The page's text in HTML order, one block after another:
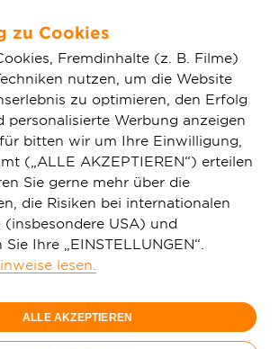
springen
mit den Stadtwerken Rüsselsheim
zu Cookies
Fremdinhalte (z. B. Filme)
nutzen, um die Website
zu optimieren, den Erfolg
personalisierte Werbung anzeigen
bitten wir um Ihre Einwilligung,
(„ALLE AKZEPTIEREN“) erteilen
Sie gerne mehr über die
die Risiken bei internationalen
(insbesondere USA) und
Ihre „EINSTELLUNGEN“.
lesen.
ALLE AKZEPTIEREN